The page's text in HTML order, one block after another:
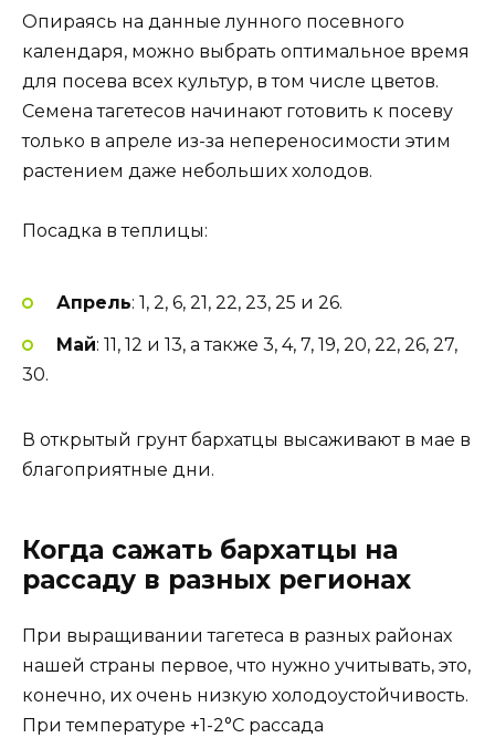
Опираясь на данные лунного посевного
календаря, можно выбрать оптимальное время
для посева всех культур, в том числе цветов.
Семена тагетесов начинают готовить к посеву
только в апреле из-за непереносимости этим
растением даже небольших холодов.
Посадка в теплицы:
Апрель: 1, 2, 6, 21, 22, 23, 25 и 26.
Май: 11, 12 и 13, а также 3, 4, 7, 19, 20, 22, 26, 27,
30.
В открытый грунт бархатцы высаживают в мае в
благоприятные дни.
Когда сажать бархатцы на
рассаду в разных регионах
При выращивании тагетеса в разных районах
нашей страны первое, что нужно учитывать, это,
конечно, их очень низкую холодоустойчивость.
При температуре +1-2°С рассада